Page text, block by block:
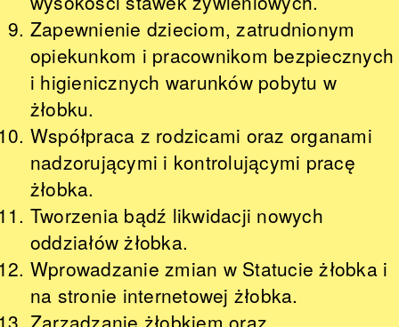
Zapewnienie dzieciom, zatrudnionym
opiekunkom i pracownikom bezpiecznych
i higienicznych warunków pobytu w
żłobku.
Współpraca z rodzicami oraz organami
nadzorującymi i kontrolującymi pracę
żłobka.
Tworzenia bądź likwidacji nowych
oddziałów żłobka.
Wprowadzanie zmian w Statucie żłobka i
na stronie internetowej żłobka.